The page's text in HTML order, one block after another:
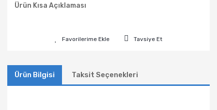
Ürün Kısa Açıklaması
Tavsiye Et
Ürün Bilgisi Taksit Seçenekleri